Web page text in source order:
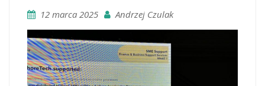
12 marca 2025 Andrzej Czulak